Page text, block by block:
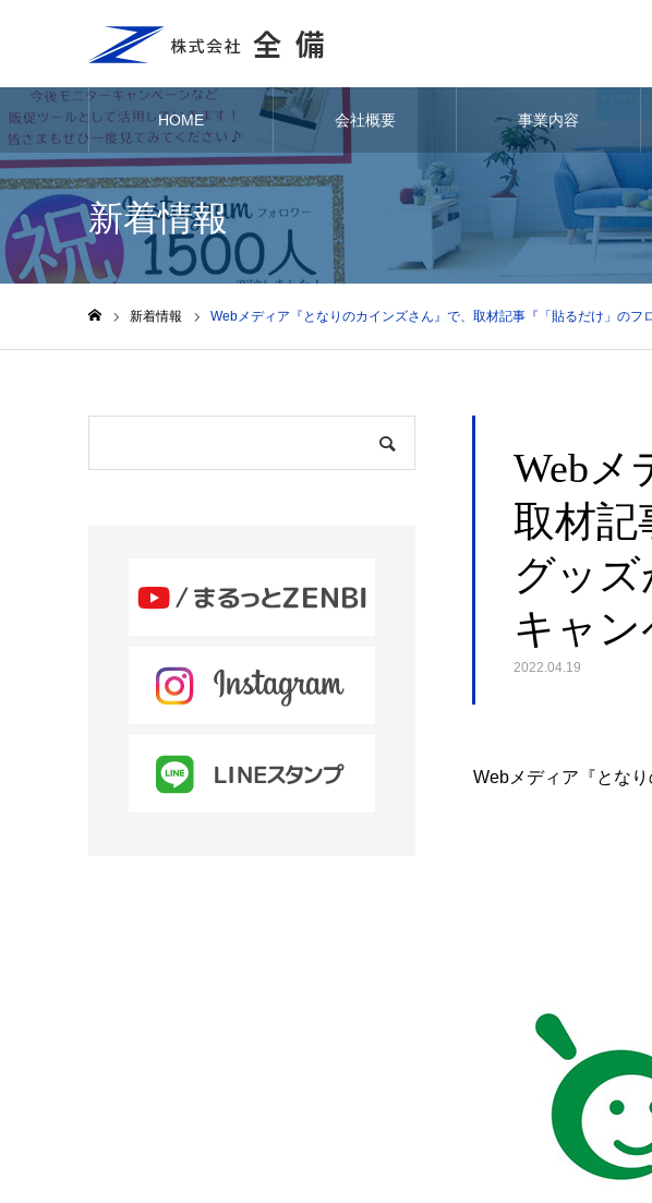
HOME 会社概要 事業内容
新着情報
新着情報 Webメディア『となりのカインズさん』で、取材記事『「貼るだけ」の
Webメ
取材記
グッ
キャン
2022.04.19
Webメディア『とな